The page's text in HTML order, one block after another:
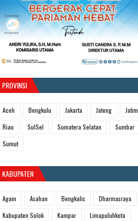
PROVINSI
Aceh Bengkulu Jakarta Jateng
Jatim
Riau
SulSel Sumatera Selatan
Sumbar
Sumut
KABUPATEN
Agam Asahan Bengkalis
Dharmasraya
Kabupaten Solok
Kampar
Limapuluhkota